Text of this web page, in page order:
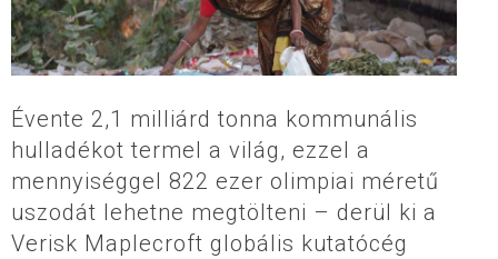
Évente 2,1 milliárd tonna kommunális
hulladékot termel a világ, ezzel a
mennyiséggel 822 ezer olimpiai méretű
uszodát lehetne megtölteni – derül ki a
Verisk Maplecroft globális kutatócég